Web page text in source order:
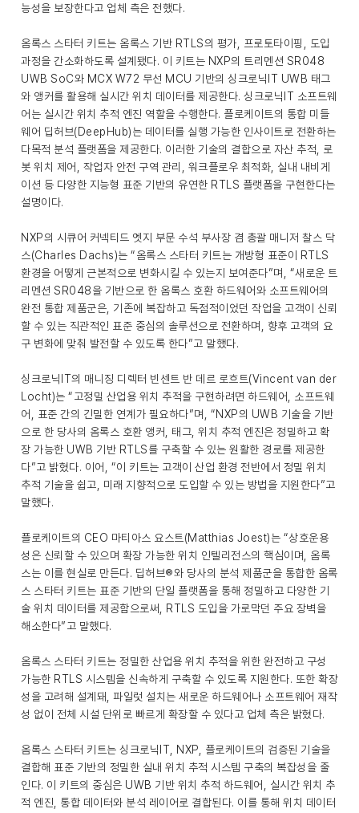
능성을 보장한다고 업체 측은 전했다.
옴록스 스타터 키트는 옴록스 기반 RTLS의 평가, 프로토타이핑, 도입
과정을 간소화하도록 설계됐다. 이 키트는 NXP의 트리멘션 SR048
UWB SoC와 MCX W72 무선 MCU 기반의 싱크로닉IT UWB 태그
와 앵커를 활용해 실시간 위치 데이터를 제공한다. 싱크로닉IT 소프트웨
어는 실시간 위치 추적 엔진 역할을 수행한다. 플로케이트의 통합 미들
웨어 딥허브(DeepHub)는 데이터를 실행 가능한 인사이트로 전환하는
다목적 분석 플랫폼을 제공한다. 이러한 기술의 결합으로 자산 추적, 로
봇 위치 제어, 작업자 안전 구역 관리, 워크플로우 최적화, 실내 내비게
이션 등 다양한 지능형 표준 기반의 유연한 RTLS 플랫폼을 구현한다는
설명이다.
NXP의 시큐어 커넥티드 엣지 부문 수석 부사장 겸 총괄 매니저 찰스 닥
스(Charles Dachs)는 “옴록스 스타터 키트는 개방형 표준이 RTLS
환경을 어떻게 근본적으로 변화시킬 수 있는지 보여준다”며, “새로운 트
리멘션 SR048을 기반으로 한 옴록스 호환 하드웨어와 소프트웨어의
완전 통합 제품군은, 기존에 복잡하고 독점적이었던 작업을 고객이 신뢰
할 수 있는 직관적인 표준 중심의 솔루션으로 전환하며, 향후 고객의 요
구 변화에 맞춰 발전할 수 있도록 한다”고 말했다.
싱크로닉IT의 매니징 디렉터 빈센트 반 데르 로흐트(Vincent van der
Locht)는 “고정밀 산업용 위치 추적을 구현하려면 하드웨어, 소프트웨
어, 표준 간의 긴밀한 연계가 필요하다”며, “NXP의 UWB 기술을 기반
으로 한 당사의 옴록스 호환 앵커, 태그, 위치 추적 엔진은 정밀하고 확
장 가능한 UWB 기반 RTLS를 구축할 수 있는 원활한 경로를 제공한
다”고 밝혔다. 이어, “이 키트는 고객이 산업 환경 전반에서 정밀 위치
추적 기술을 쉽고, 미래 지향적으로 도입할 수 있는 방법을 지원한다”고
말했다.
플로케이트의 CEO 마티아스 요스트(Matthias Joest)는 “상호운용
성은 신뢰할 수 있으며 확장 가능한 위치 인텔리전스의 핵심이며, 옴록
스는 이를 현실로 만든다. 딥허브®와 당사의 분석 제품군을 통합한 옴록
스 스타터 키트는 표준 기반의 단일 플랫폼을 통해 정밀하고 다양한 기
술 위치 데이터를 제공함으로써, RTLS 도입을 가로막던 주요 장벽을
해소한다”고 말했다.
옴록스 스타터 키트는 정밀한 산업용 위치 추적을 위한 완전하고 구성
가능한 RTLS 시스템을 신속하게 구축할 수 있도록 지원한다. 또한 확장
성을 고려해 설계돼, 파일럿 설치는 새로운 하드웨어나 소프트웨어 재작
성 없이 전체 시설 단위로 빠르게 확장할 수 있다고 업체 측은 밝혔다.
옴록스 스타터 키트는 싱크로닉IT, NXP, 플로케이트의 검증된 기술을
결합해 표준 기반의 정밀한 실내 위치 추적 시스템 구축의 복잡성을 줄
인다. 이 키트의 중심은 UWB 기반 위치 추적 하드웨어, 실시간 위치 추
적 엔진, 통합 데이터와 분석 레이어로 결합된다. 이를 통해 위치 데이터